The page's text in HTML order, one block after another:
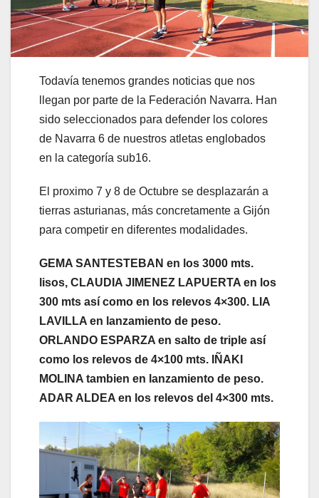
Todavía tenemos grandes noticias que nos
llegan por parte de la Federación Navarra. Han
sido seleccionados para defender los colores
de Navarra 6 de nuestros atletas englobados
en la categoría sub16.
El proximo 7 y 8 de Octubre se desplazarán a
tierras asturianas, más concretamente a Gijón
para competir en diferentes modalidades.
GEMA SANTESTEBAN en los 3000 mts.
lisos, CLAUDIA JIMENEZ LAPUERTA en los
300 mts así como en los relevos 4×300. LIA
LAVILLA en lanzamiento de peso.
ORLANDO ESPARZA en salto de triple así
como los relevos de 4×100 mts. IÑAKI
MOLINA tambien en lanzamiento de peso.
ADAR ALDEA en los relevos del 4×300 mts.